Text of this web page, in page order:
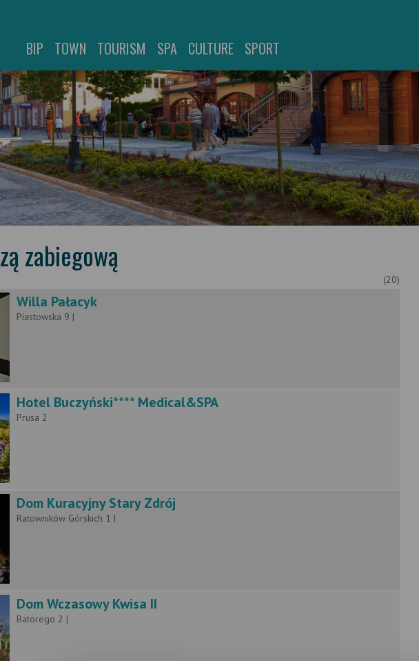
BIP TOWN TOURISM SPA CULTURE SPORT
zabiegową
(20)
Willa Pałacyk
Piastowska 9 |
Hotel Buczyński**** Medical&SPA
Prusa 2
Dom Kuracyjny Stary Zdrój
Ratowników Górskich 1 |
Dom Wczasowy Kwisa II
Batorego 2 |